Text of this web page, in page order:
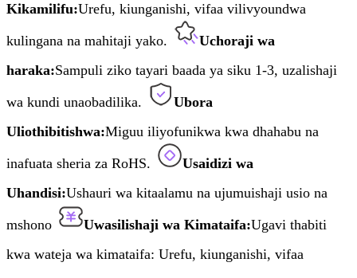
Kikamilifu:Urefu, kiunganishi, vifaa vilivyoundwa
kulingana na mahitaji yako.
Uchoraji wa
haraka:Sampuli ziko tayari baada ya siku 1-3, uzalishaji
wa kundi unaobadilika.
Ubora
Uliothibitishwa:Miguu iliyofunikwa kwa dhahabu na
inafuata sheria za RoHS.
Usaidizi wa
Uhandisi:Ushauri wa kitaalamu na ujumuishaji usio na
mshono
Uwasilishaji wa Kimataifa:Ugavi thabiti
kwa wateja wa kimataifa: Urefu, kiunganishi, vifaa